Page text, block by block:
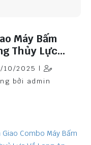
Máy Bấm
Thủy Lực
P32 Tại
La
10/2025 |
bởi admin